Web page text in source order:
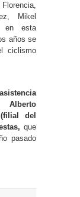
Mikel
en esta
años se
ciclismo
Alberto
del
que
pasado